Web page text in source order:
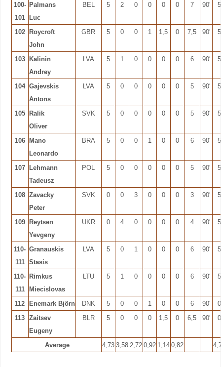
100-
101
Palmans
Luc
BEL 5 2 0 0 0 0 7 90′ 5
102
Roycroft
John
GBR 5 0 0 1 1,5 0 7,5 90′ 5
103
Kalinin
Andrey
LVA 5 1 0 0 0 0 6 90′ 5
104 Gajevskis
Antons
LVA 5 0 0 0 0 0 5 90′ 5
105
Ralik
Oliver
SVK 5 0 0 0 0 0 5 90′ 5
106
Mano
Leonardo
BRA 5 0 0 1 0 0 6 90′ 5
107
Lehmann
Tadeusz
POL 5 0 0 0 0 0 5 90′ 5
108 Zavacky
Peter
SVK 0 0 3 0 0 0 3 90′ 5
109
Reytsen
Yevgeny
UKR 0 4 0 0 0 0 4 90′ 5
110-
111
Granauskis
Stasis
LVA 5 0 1 0 0 0 6 90′ 5
110-
111
Rimkus
Miecislovas
LTU 5 1 0 0 0 0 6 90′ 5
112 Enemark Björn DNK 5 0 0 1 0 0 6 90′
0
113 Zaitsev
Eugeny
BLR 5 0 0 0 1,5 0 6,5 90′ 0
Average 4,73 3,58 2,72 0,92 1,14 0,82